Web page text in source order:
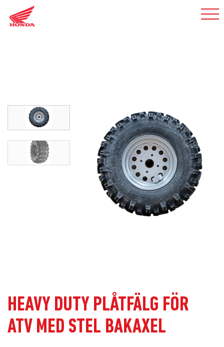
HEAVY DUTY PLÅTFÄLG FÖR
ATV MED STEL BAKAXEL